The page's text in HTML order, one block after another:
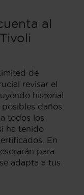
al
de
revisar el
historial
daños.
todos los
ha tenido
En
para
adapta a tus